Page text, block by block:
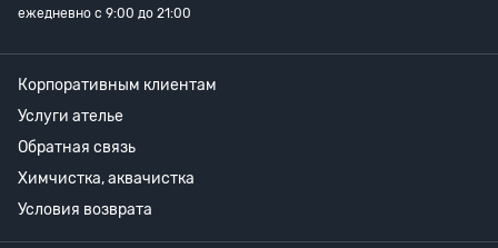
ежедневно с 9:00 до 21:00
Корпоративным клиентам
Услуги ателье
Обратная связь
Химчистка, аквачистка
Условия возврата